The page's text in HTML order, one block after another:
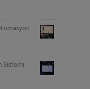
Sistemi -